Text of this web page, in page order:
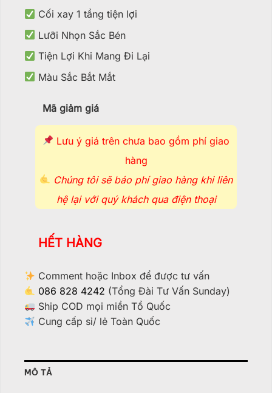
Cối xay 1 tầng tiện lợi
Lưỡi Nhọn Sắc Bén
Tiện Lợi Khi Mang Đi Lại
Màu Sắc Bắt Mắt
Mã giảm giá
Lưu ý giá trên chưa bao gồm phí giao
hàng
Chúng tôi sẽ báo phí giao hàng khi liên
hệ lại với quý khách qua điện thoại
HẾT HÀNG
Comment hoặc Inbox để được tư vấn
086 828 4242 (Tổng Đài Tư Vấn Sunday)
Ship COD mọi miền Tổ Quốc
Cung cấp sỉ/ lẻ Toàn Quốc
MÔ TẢ